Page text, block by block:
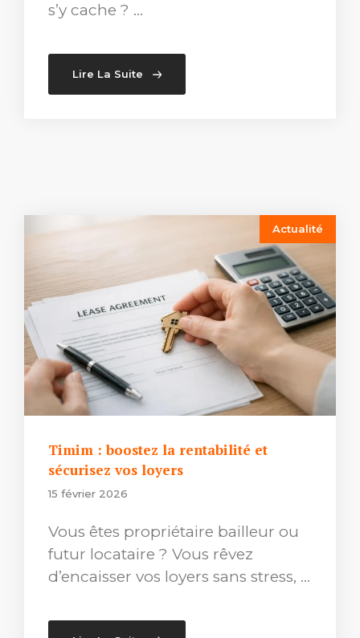
s’y cache ? …
Lire La Suite
Actualité
Timim : boostez la rentabilité et
sécurisez vos loyers
15 février 2026
Vous êtes propriétaire bailleur ou
futur locataire ? Vous rêvez
d’encaisser vos loyers sans stress, …